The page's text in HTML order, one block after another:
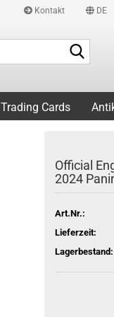
Kontakt DE
Trading Cards
Official
2024
Art.Nr.:
Lieferzeit:
Lagerbestand: